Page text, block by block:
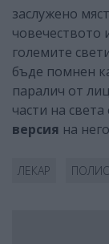
заслужено
човечеството
големите
бъде помнен
паралич от
части на
версия на
ЛЕКАР